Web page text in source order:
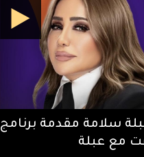
سلامة مقدمة برنامج
مع عبلة